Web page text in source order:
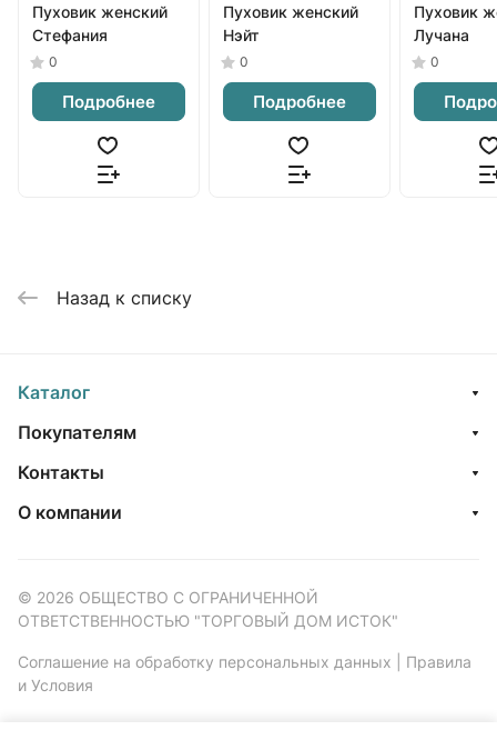
Пуховик женский
Стефания
0
Подробнее
Пуховик женский
Нэйт
0
Подробнее
Пуховик
Лучана
0
Назад к списку
Каталог
Покупателям
Контакты
О компании
© 2026 ОБЩЕСТВО С ОГРАНИЧЕННОЙ
ОТВЕТСТВЕННОСТЬЮ "ТОРГОВЫЙ ДОМ ИСТОК"
Соглашение на обработку персональных данных
Правила
и Условия